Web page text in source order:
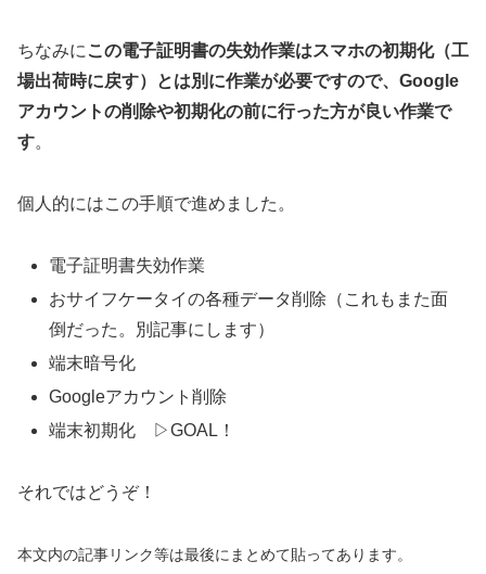
ちなみに この電子証明書の失効作業はスマホの初期化（工
場出荷時に戻す）とは別に作業が必要ですので、Google
アカウントの削除や初期化の前に行った方が良い作業で
す。
個人的にはこの手順で進めました。
電子証明書失効作業
おサイフケータイの各種データ削除（これもまた面
倒だった。別記事にします）
端末暗号化
Googleアカウント削除
端末初期化 ▷GOAL！
それではどうぞ！
本文内の記事リンク等は最後にまとめて貼ってあります。